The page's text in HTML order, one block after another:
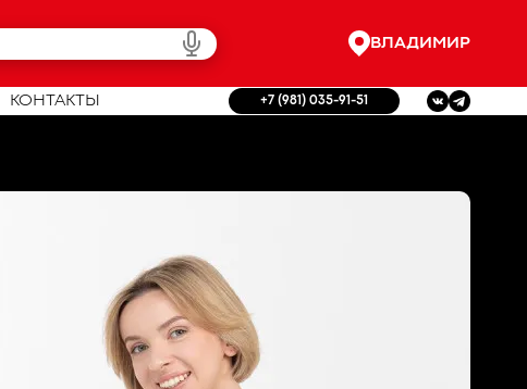
ВЛАДИМИР
КОНТАКТЫ +7 (981) 035-91-51